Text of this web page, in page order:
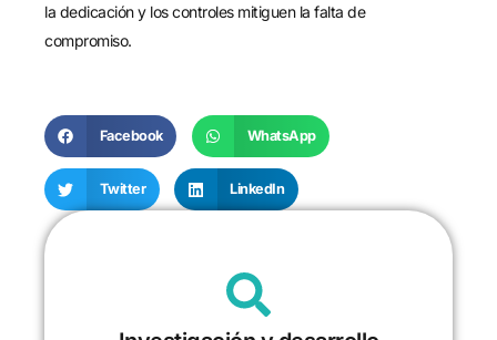
la dedicación y los controles mitiguen la falta de
compromiso.
Facebook WhatsApp
Twitter LinkedIn